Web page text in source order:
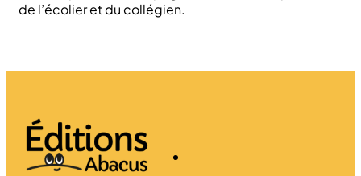
de l’écolier et du collégien.